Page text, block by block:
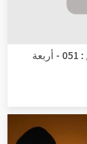
دروس جامع الأحمدي - الدرس : 051 - أربعة